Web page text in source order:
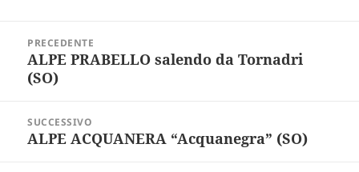
articoliPRECEDENTE
Articolo
precedente:
ALPE PRABELLO salendo da Tornadri
(SO)
SUCCESSIVO
Articolo
ALPE ACQUANERA “Acquanegra” (SO)